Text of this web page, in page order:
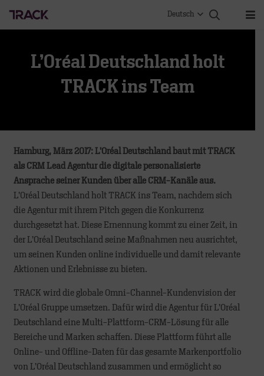
Deutsch
L’Oréal Deutschland holt
TRACK ins Team
Hamburg, März 2017: L’Oréal Deutschland baut mit TRACK
als CRM Lead Agentur die digitale personalisierte
Ansprache seiner Kunden über alle CRM-Kanäle aus.
L’Oréal Deutschland holt TRACK ins Team, nachdem sich
die Agentur mit ihrem Pitch gegen die Konkurrenz
durchgesetzt hat. Diese Ernennung kommt zu einer Zeit, in
der L’Oréal Deutschland seine Maßnahmen neu ausrichtet,
um seinen Kunden online individuelle und damit relevante
Aktionen und Erlebnisse zu bieten.
TRACK wird die globale Omni-Channel-Kundenvision der
L’Oréal Gruppe umsetzen. Dafür wird die Agentur für L’Oréal
Deutschland eine Multi-Plattform-CRM-Lösung für alle
Bereiche und Marken schaffen. Diese Plattform führt alle
Online- und Offline-Daten für das gesamte Markenportfolio
von L’Oréal Deutschland zusammen und ermöglicht so